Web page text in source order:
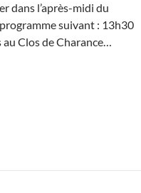
dans l’après-midi du
suivant : 13h30
au Clos de Charance…